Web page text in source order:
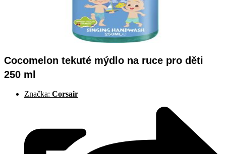
Cocomelon tekuté mýdlo na ruce pro děti
250 ml
Značka: Corsair